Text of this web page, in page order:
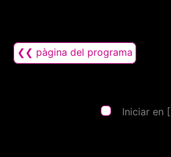
❮❮ pàgina del programa
Iniciar en [